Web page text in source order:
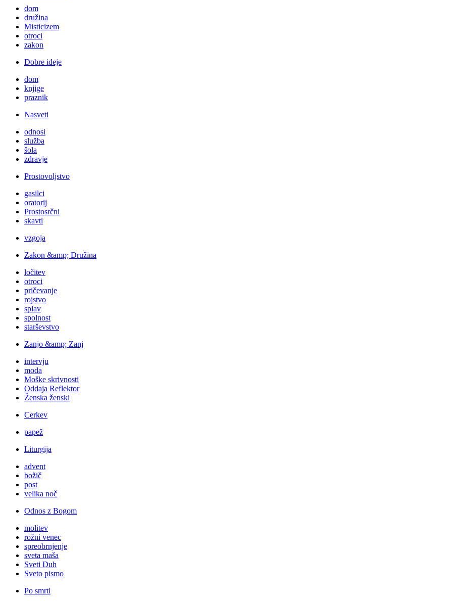
dom
družina
Misticizem
otroci
zakon
Dobre ideje
dom
knjige
praznik
Nasveti
odnosi
služba
šola
zdravje
Prostovoljstvo
gasilci
oratorij
Prostosrčni
skavti
vzgoja
Zakon &amp; Družina
ločitev
otroci
pričevanje
rojstvo
splav
spolnost
starševstvo
Zanjo &amp; Zanj
intervju
moda
Moške skrivnosti
Oddaja Reflektor
Ženska ženski
Cerkev
papež
Liturgija
advent
božič
post
velika noč
Odnos z Bogom
molitev
rožni venec
spreobrnjenje
sveta maša
Sveti Duh
Sveto pismo
Po smrti